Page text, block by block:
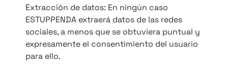
Extracción de datos: En ningún caso
ESTUPPENDA extraerá datos de las redes
sociales, a menos que se obtuviera puntual y
expresamente el consentimiento del usuario
para ello.